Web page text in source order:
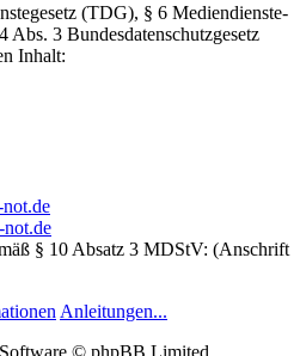
(TDG), § 6 Mediendienste-
Abs. 3 Bundesdatenschutzgesetz
Inhalt:
not.de
§ 10 Absatz 3 MDStV: (Anschrift
Anleitungen...
© phpBB Limited